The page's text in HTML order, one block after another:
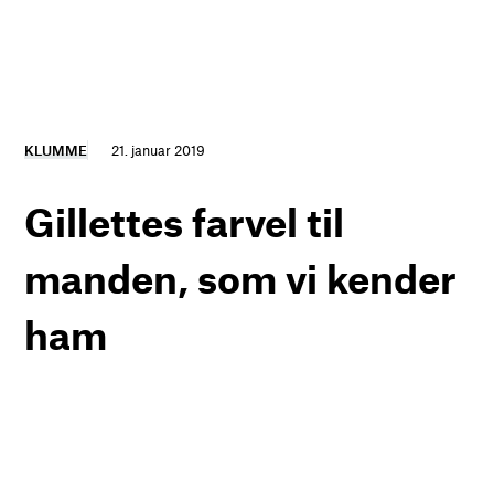
KLUMME 21. januar 2019
Gillettes farvel til
manden, som vi kender
ham